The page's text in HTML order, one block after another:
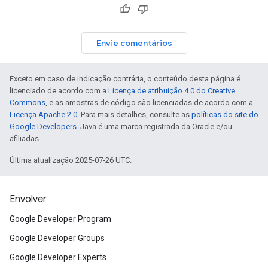
Envie comentários
Exceto em caso de indicação contrária, o conteúdo desta página é
licenciado de acordo com a Licença de atribuição 4.0 do Creative
Commons, e as amostras de código são licenciadas de acordo com a
Licença Apache 2.0. Para mais detalhes, consulte as políticas do site do
Google Developers. Java é uma marca registrada da Oracle e/ou
afiliadas.
Última atualização 2025-07-26 UTC.
Envolver
Google Developer Program
Google Developer Groups
Google Developer Experts